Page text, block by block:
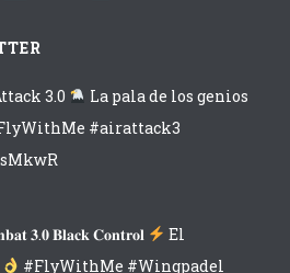
3.0
La pala de los genios
#airattack3
𝟑.𝟎 𝐁𝐥𝐚𝐜𝐤 𝐂𝐨𝐧𝐭𝐫𝐨𝐥
El
#FlyWithMe #Wingpadel